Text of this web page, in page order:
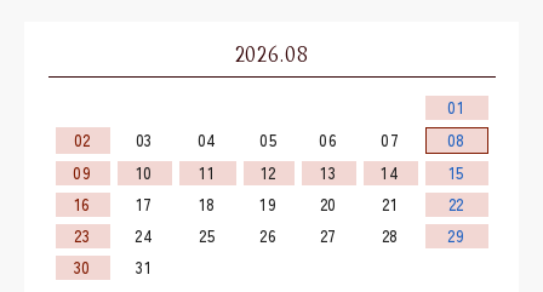
2026.08
01
02
03 04 05 06 07
08
09
10 11 12 13 14
15
16
17 18 19 20 21
22
23
24 25 26 27 28
29
30
31